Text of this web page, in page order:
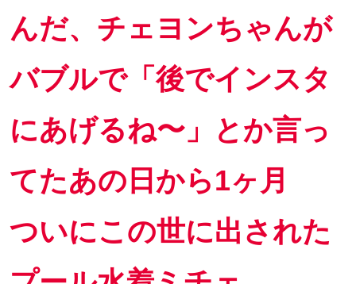
んだ、チェヨンちゃんが
バブルで「後でインスタ
にあげるね〜」とか言っ
てたあの日から1ヶ月
ついにこの世に出された